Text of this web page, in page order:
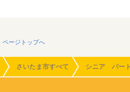
ページトップへ
さいたま市すべて シニア パー